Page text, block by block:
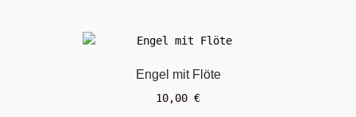
Engel mit Flöte
10,00 €